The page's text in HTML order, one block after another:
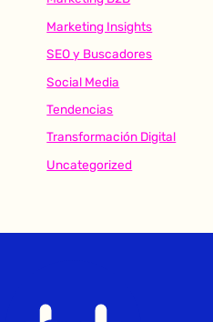
Marketing Insights
SEO y Buscadores
Social Media
Tendencias
Transformación Digital
Uncategorized